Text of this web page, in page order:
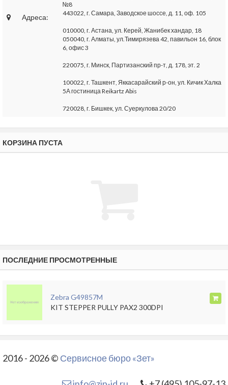
Адреса:
№8
443022, г. Самара, Заводское шоссе, д. 11, оф. 105
010000, г. Астана, ул. Керей, Жанибек хандар, 18
050040, г. Алматы, ул.Тимирязева 42, павильон 16, блок
6, офис 3
220075, г. Минск, Партизанский пр-т, д. 178, эт. 2
100022, г. Ташкент, Яккасарайский р-он, ул. Кичик Халка
5А гостиница Reikartz Abis
720028, г. Бишкек, ул. Суеркулова 20/20
КОРЗИНА ПУСТА
ПОСЛЕДНИЕ ПРОСМОТРЕННЫЕ
Zebra G49857M
KIT STEPPER PULLY PAX2 300DPI
2016 - 2026 © Сервисное бюро «Зет»